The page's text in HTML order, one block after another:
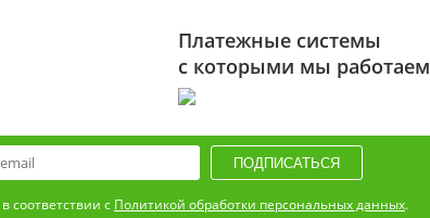
Платежные системы
с которыми мы работаем
в соответствии с Политикой обработки персональных данных.